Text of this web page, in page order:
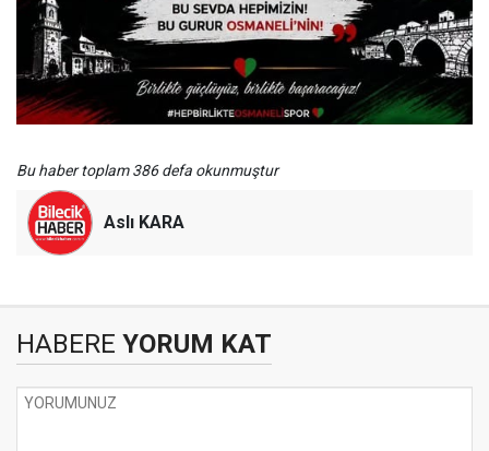
Bu haber toplam 386 defa okunmuştur
Aslı KARA
HABERE YORUM KAT